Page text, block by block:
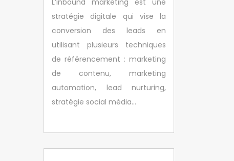
stratégie digitale qui vise la
conversion des leads en
utilisant plusieurs techniques
de référencement : marketing
de contenu, marketing
automation, lead nurturing,
stratégie social média…